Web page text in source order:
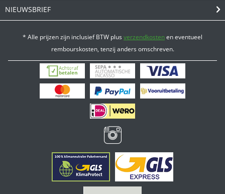
NIEUWSBRIEF
* Alle prijzen zijn inclusief BTW plusverzendkostenen eventueel
rembourskosten, tenzij anders omschreven.